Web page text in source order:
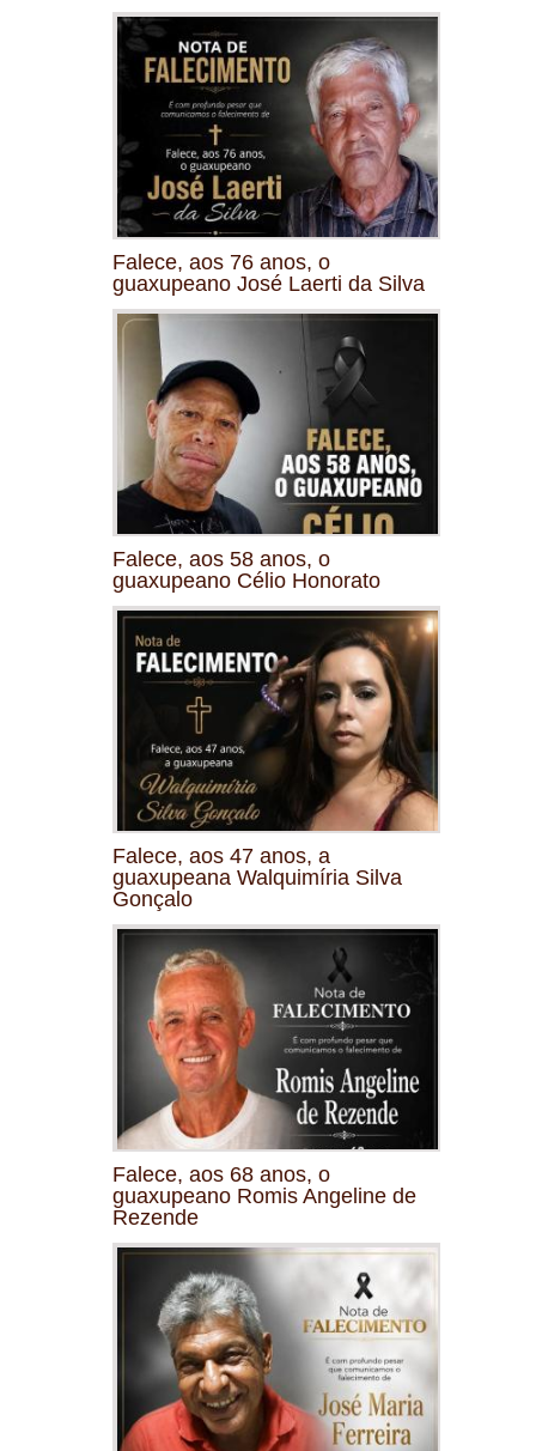
Falece, aos 76 anos, o
guaxupeano José Laerti da Silva
Falece, aos 58 anos, o
guaxupeano Célio Honorato
Falece, aos 47 anos, a
guaxupeana Walquimíria Silva
Gonçalo
Falece, aos 68 anos, o
guaxupeano Romis Angeline de
Rezende